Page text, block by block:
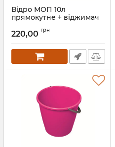
Відро МОП 10л
прямокутне + віджимач
220,00 грн